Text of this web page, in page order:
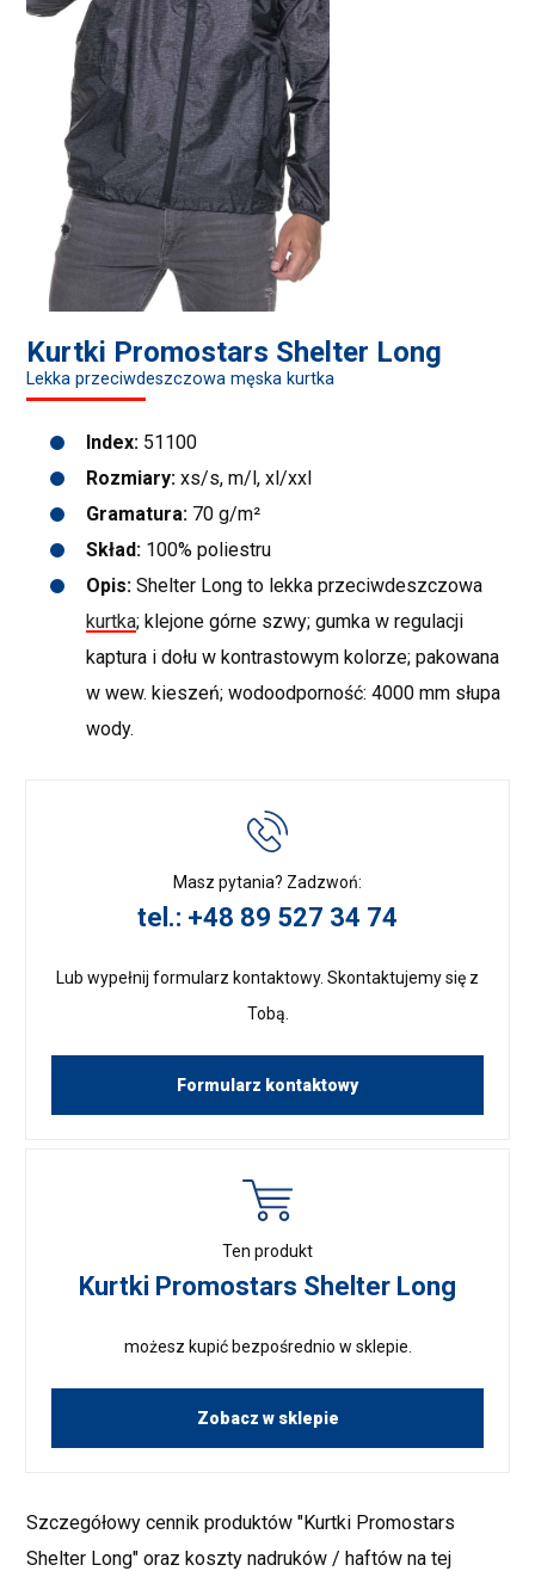
Kurtki Promostars Shelter Long
Lekka przeciwdeszczowa męska kurtka
Index: 51100
Rozmiary: xs/s, m/l, xl/xxl
Gramatura: 70 g/m²
Skład: 100% poliestru
Opis: Shelter Long to lekka przeciwdeszczowa
kurtka; klejone górne szwy; gumka w regulacji
kaptura i dołu w kontrastowym kolorze; pakowana
w wew. kieszeń; wodoodporność: 4000 mm słupa
wody.
Masz pytania? Zadzwoń:
tel.: +48 89 527 34 74
Lub wypełnij formularz kontaktowy. Skontaktujemy się z
Tobą.
Formularz kontaktowy
Ten produkt
Kurtki Promostars Shelter Long
możesz kupić bezpośrednio w sklepie.
Zobacz w sklepie
Szczegółowy cennik produktów "Kurtki Promostars
Shelter Long" oraz koszty nadruków / haftów na tej